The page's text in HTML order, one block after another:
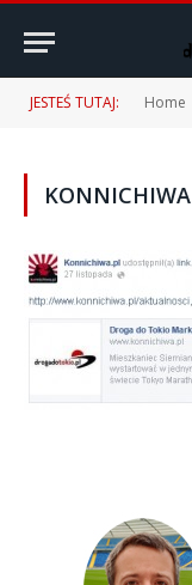
JESTEŚ TUTAJ: Home
KONNICHIWA